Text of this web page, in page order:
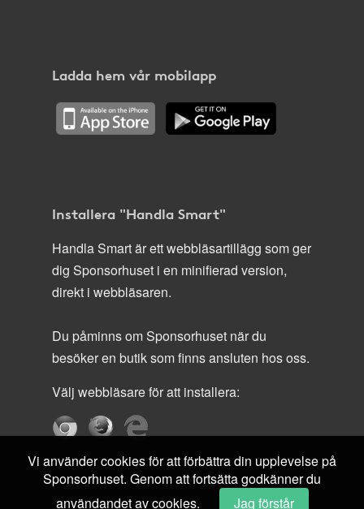
Ladda hem vår mobilapp
Installera "Handla Smart"
Handla Smart är ett webbläsartillägg som ger
dig Sponsorhuset i en minifierad version,
direkt i webbläsaren.
Du påminns om Sponsorhuset när du
besöker en butik som finns ansluten hos oss.
Välj webbläsare för att installera:
Vi använder cookies för att förbättra din upplevelse på
Sponsorhuset. Genom att fortsätta godkänner du
användandet av cookies.
Jag förstår